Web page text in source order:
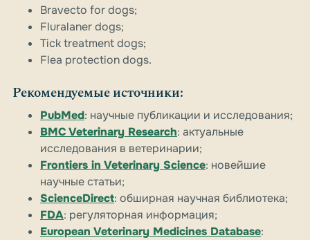
Bravecto for dogs;
Fluralaner dogs;
Tick treatment dogs;
Flea protection dogs.
Рекомендуемые источники:
PubMed: научные публикации и исследования;
BMC Veterinary Research: актуальные
исследования в ветеринарии;
Frontiers in Veterinary Science: новейшие
научные статьи;
ScienceDirect: обширная научная библиотека;
FDA: регуляторная информация;
European Veterinary Medicines Database: